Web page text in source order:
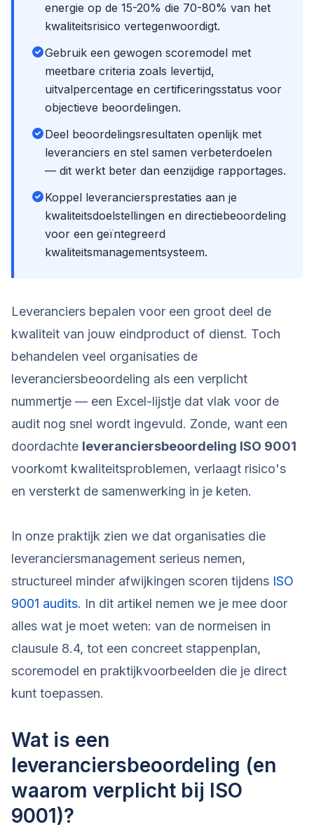
energie op de 15-20% die 70-80% van het
kwaliteitsrisico vertegenwoordigt.
Gebruik een gewogen scoremodel met
meetbare criteria zoals levertijd,
uitvalpercentage en certificeringsstatus voor
objectieve beoordelingen.
Deel beoordelingsresultaten openlijk met
leveranciers en stel samen verbeterdoelen
— dit werkt beter dan eenzijdige rapportages.
Koppel leveranciersprestaties aan je
kwaliteitsdoelstellingen en directiebeoordeling
voor een geïntegreerd
kwaliteitsmanagementsysteem.
Leveranciers bepalen voor een groot deel de
kwaliteit van jouw eindproduct of dienst. Toch
behandelen veel organisaties de
leveranciersbeoordeling als een verplicht
nummertje — een Excel-lijstje dat vlak voor de
audit nog snel wordt ingevuld. Zonde, want een
doordachte leveranciersbeoordeling ISO 9001
voorkomt kwaliteitsproblemen, verlaagt risico's
en versterkt de samenwerking in je keten.
In onze praktijk zien we dat organisaties die
leveranciersmanagement serieus nemen,
structureel minder afwijkingen scoren tijdens ISO
9001 audits. In dit artikel nemen we je mee door
alles wat je moet weten: van de normeisen in
clausule 8.4, tot een concreet stappenplan,
scoremodel en praktijkvoorbeelden die je direct
kunt toepassen.
Wat is een
leveranciersbeoordeling (en
waarom verplicht bij ISO
9001)?